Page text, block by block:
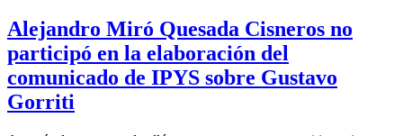
Alejandro Miró Quesada Cisneros no
participó en la elaboración del
comunicado de IPYS sobre Gustavo
Gorriti